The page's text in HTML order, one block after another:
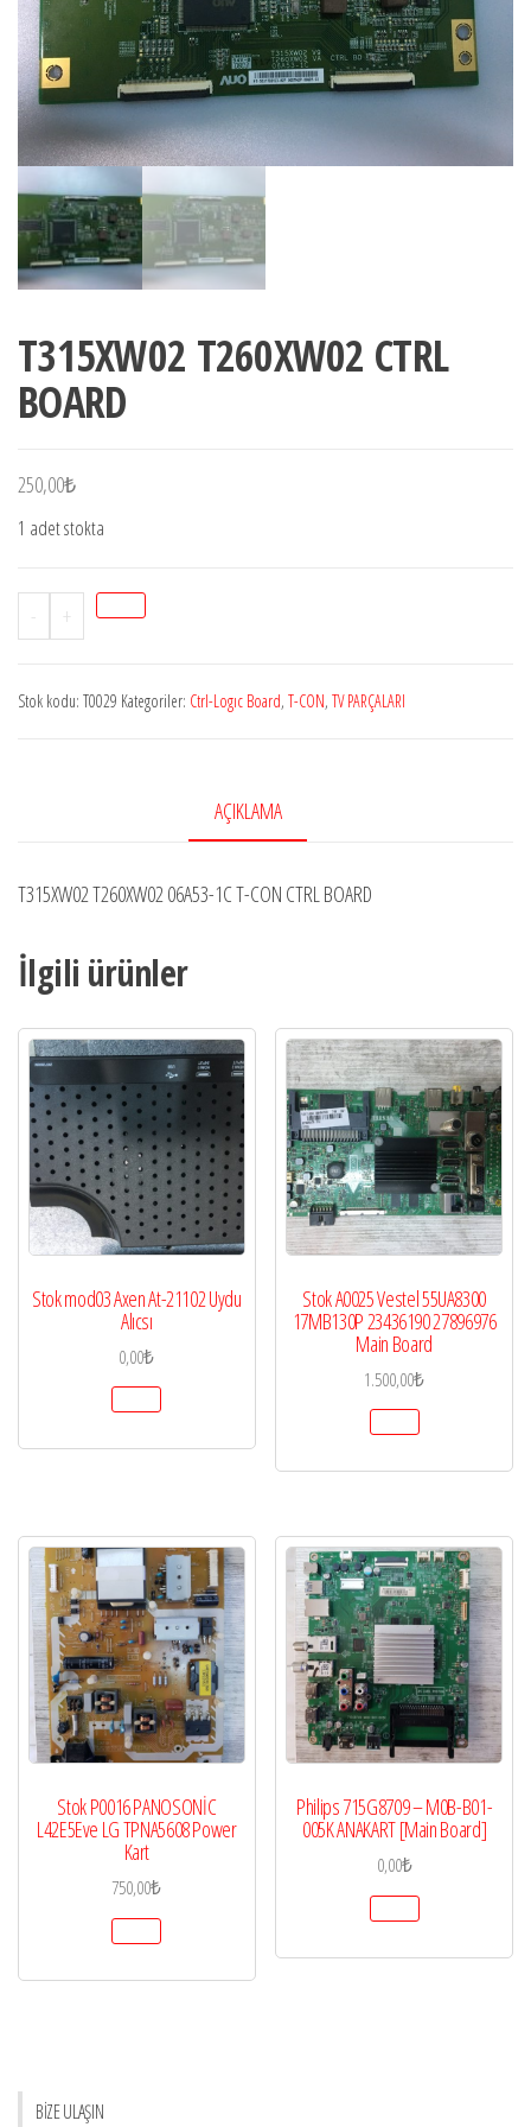
T315XW02 T260XW02 CTRL
BOARD
250,00₺
1 adet stokta
-
T315XW02
T260XW02
BOARD
+
Stok kodu: T0029 Kategoriler: Ctrl-Logıc Board, T-CON, TV PARÇALARI
AÇIKLAMA
T315XW02 T260XW02 06A53-1C T-CON CTRL BOARD
İlgili ürünler
Stok mod03 Axen At-21102 Uydu
Alıcsı
0,00₺
Stok A0025 Vestel 55UA8300
17MB130P 23436190 27896976
Main Board
1.500,00₺
Stok P0016 PANOSONİC
L42E5Eve LG TPNA5608 Power
Kart
750,00₺
Philips 715G8709 – M0B-B01-
005K ANAKART [Main Board]
0,00₺
BİZE ULAŞIN